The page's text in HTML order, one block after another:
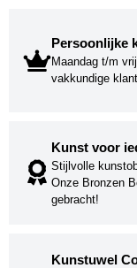
Persoonlijke
Maandag t/m
vakkundige
Kunst voor
Stijlvolle
Onze Bronzen
gebracht!
Kunstuwel